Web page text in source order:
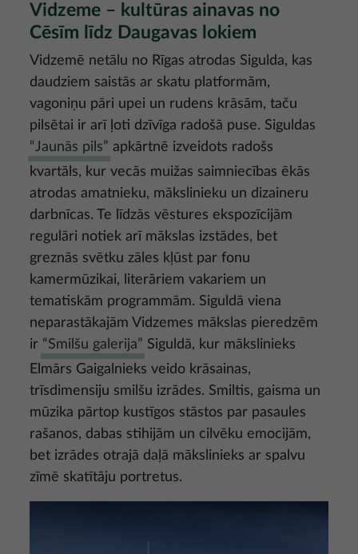
Vidzeme – kultūras ainavas no
Cēsīm līdz Daugavas lokiem
Vidzemē netālu no Rīgas atrodas Sigulda, kas
daudziem saistās ar skatu platformām,
vagoniņu pāri upei un rudens krāsām, taču
pilsētai ir arī ļoti dzīvīga radošā puse. Siguldas
“Jaunās pils” apkārtnē izveidots radošs
kvartāls, kur vecās muižas saimniecības ēkās
atrodas amatnieku, mākslinieku un dizaineru
darbnīcas. Te līdzās vēstures ekspozīcijām
regulāri notiek arī mākslas izstādes, bet
greznās svētku zāles kļūst par fonu
kamermūzikai, literāriem vakariem un
tematiskām programmām. Siguldā viena
neparastākajām Vidzemes mākslas pieredzēm
ir “Smilšu galerija” Siguldā, kur mākslinieks
Elmārs Gaigalnieks veido krāsainas,
trīsdimensiju smilšu izrādes. Smiltis, gaisma un
mūzika pārtop kustīgos stāstos par pasaules
rašanos, dabas stihijām un cilvēku emocijām,
bet izrādes otrajā daļā mākslinieks ar spalvu
zīmē skatītāju portretus.